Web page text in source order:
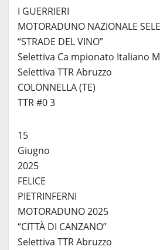
I GUERRIERI
MOTORADUNO NAZIONALE
“STRADE DEL VINO”
Selettiva Ca mpionato Italiano
Selettiva TTR Abruzzo
COLONNELLA (TE)
TTR #0 3
15
Giugno
2025
FELICE
PIETRINFERNI
MOTORADUNO 2025
“CITTÀ DI CANZANO”
Selettiva TTR Abruzzo